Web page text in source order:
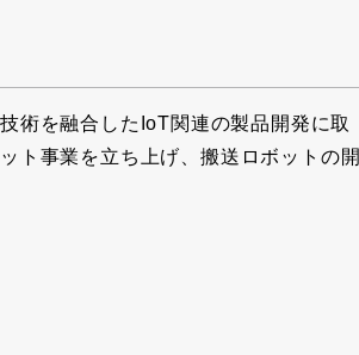
術を融合したIoT関連の製品開発に取
ト事業を立ち上げ、搬送ロボットの開